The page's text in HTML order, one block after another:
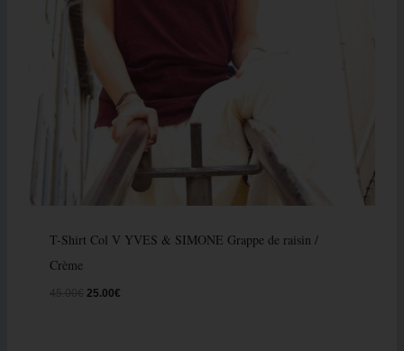
T-Shirt Col V YVES & SIMONE Grappe de raisin /
Crème
25.00€